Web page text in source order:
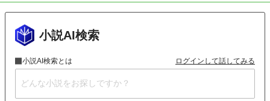
小説AI検索
小説AI検索とは ログインして話してみる